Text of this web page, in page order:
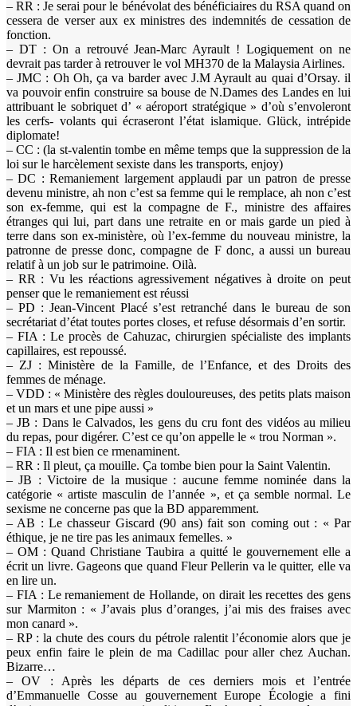
– RR : Je serai pour le bénévolat des bénéficiaires du RSA quand on
cessera de verser aux ex ministres des indemnités de cessation de
fonction.
– DT : On a retrouvé Jean-Marc Ayrault ! Logiquement on ne
devrait pas tarder à retrouver le vol MH370 de la Malaysia Airlines.
– JMC : Oh Oh, ça va barder avec J.M Ayrault au quai d’Orsay. il
va pouvoir enfin construire sa bouse de N.Dames des Landes en lui
attribuant le sobriquet d’ « aéroport stratégique » d’où s’envoleront
les cerfs- volants qui écraseront l’état islamique. Glück, intrépide
diplomate!
– CC : (la st-valentin tombe en même temps que la suppression de la
loi sur le harcèlement sexiste dans les transports, enjoy)
– DC : Remaniement largement applaudi par un patron de presse
devenu ministre, ah non c’est sa femme qui le remplace, ah non c’est
son ex-femme, qui est la compagne de F., ministre des affaires
étranges qui lui, part dans une retraite en or mais garde un pied à
terre dans son ex-ministère, où l’ex-femme du nouveau ministre, la
patronne de presse donc, compagne de F donc, a aussi un bureau
relatif à un job sur le patrimoine. Oilà.
– RR : Vu les réactions agressivement négatives à droite on peut
penser que le remaniement est réussi
– PD : Jean-Vincent Placé s’est retranché dans le bureau de son
secrétariat d’état toutes portes closes, et refuse désormais d’en sortir.
– FIA : Le procès de Cahuzac, chirurgien spécialiste des implants
capillaires, est repoussé.
– ZJ : Ministère de la Famille, de l’Enfance, et des Droits des
femmes de ménage.
– VDD : « Ministère des règles douloureuses, des petits plats maison
et un mars et une pipe aussi »
– JB : Dans le Calvados, les gens du cru font des vidéos au milieu
du repas, pour digérer. C’est ce qu’on appelle le « trou Norman ».
– FIA : Il est bien ce rmenaminent.
– RR : Il pleut, ça mouille. Ça tombe bien pour la Saint Valentin.
– JB : Victoire de la musique : aucune femme nominée dans la
catégorie « artiste masculin de l’année », et ça semble normal. Le
sexisme ne concerne pas que la BD apparemment.
– AB : Le chasseur Giscard (90 ans) fait son coming out : « Par
éthique, je ne tire pas les animaux femelles. »
– OM : Quand Christiane Taubira a quitté le gouvernement elle a
écrit un livre. Gageons que quand Fleur Pellerin va le quitter, elle va
en lire un.
– FIA : Le remaniement de Hollande, on dirait les recettes des gens
sur Marmiton : « J’avais plus d’oranges, j’ai mis des fraises avec
mon canard ».
– RP : la chute des cours du pétrole ralentit l’économie alors que je
peux enfin faire le plein de ma Cadillac pour aller chez Auchan.
Bizarre…
– OV : Après les départs de ces derniers mois et l’entrée
d’Emmanuelle Cosse au gouvernement Europe Écologie a fini